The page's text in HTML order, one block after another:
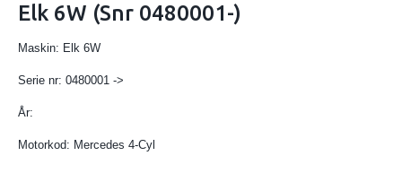
Elk 6W (Snr 0480001-)
Maskin: Elk 6W
Serie nr: 0480001 ->
År:
Motorkod: Mercedes 4-Cyl